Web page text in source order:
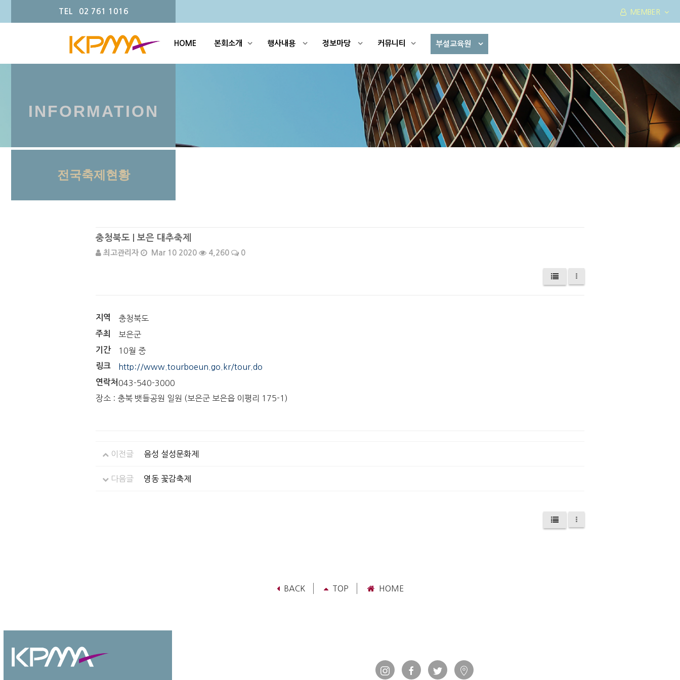
TEL 02 761 1016 MEMBER
HOME 본회소개 행사내용 정보마당 커뮤니티 부설교육원
INFORMATION
전국축제현황
충청북도 | 보은 대추축제
최고관리자 Mar 10 2020 4,260 0
지역 충청북도
주최 보은군
기간 10월 중
링크 http://www.tourboeun.go.kr/tour.do
연락처043-540-3000
장소 : 충북 뱃들공원 일원 (보은군 보은읍 이평리 175-1)
이전글 음성 설성문화제
다음글 영동 꽃감축제
BACK TOP HOME